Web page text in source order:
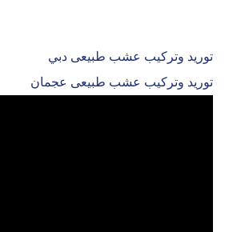
توريد وتركيب عشب طبيعى دبي
توريد وتركيب عشب طبيعى عجمان